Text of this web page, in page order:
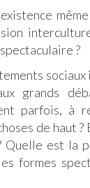
?
grands
parfois, à
de haut
Quelle est la
formes